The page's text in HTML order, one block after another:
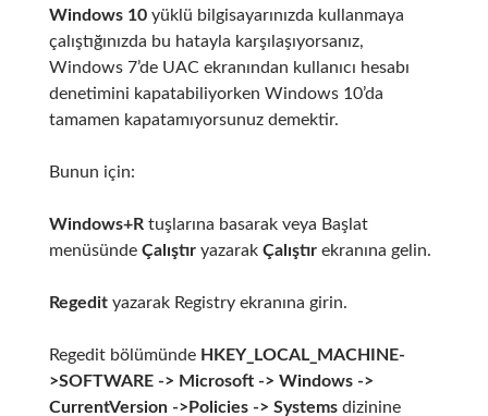
Windows 10yüklü bilgisayarınızda kullanmaya
çalıştığınızda bu hatayla karşılaşıyorsanız,
Windows 7’de UAC ekranından kullanıcı hesabı
denetimini kapatabiliyorken Windows 10’da
tamamen kapatamıyorsunuz demektir.
Bunun için:
Windows+Rtuşlarına basarak veya Başlat
menüsünde Çalıştır yazarakÇalıştırekranına gelin.
Regedityazarak Registry ekranına girin.
Regedit bölümünde HKEY_LOCAL_MACHINE-
>SOFTWARE -> Microsoft -> Windows ->
CurrentVersion ->Policies -> Systemsdizinine